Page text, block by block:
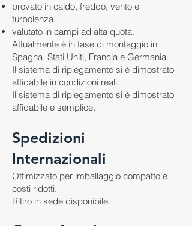
provato in caldo, freddo, vento e
turbolenza,
valutato in campi ad alta quota.
Attualmente è in fase di montaggio in
Spagna, Stati Uniti, Francia e Germania.
Il sistema di ripiegamento si è dimostrato
affidabile in condizioni reali.
Il sistema di ripiegamento si è dimostrato
affidabile e semplice.
Spedizioni
Internazionali
Ottimizzato per imballaggio compatto e
costi ridotti.
Ritiro in sede disponibile.